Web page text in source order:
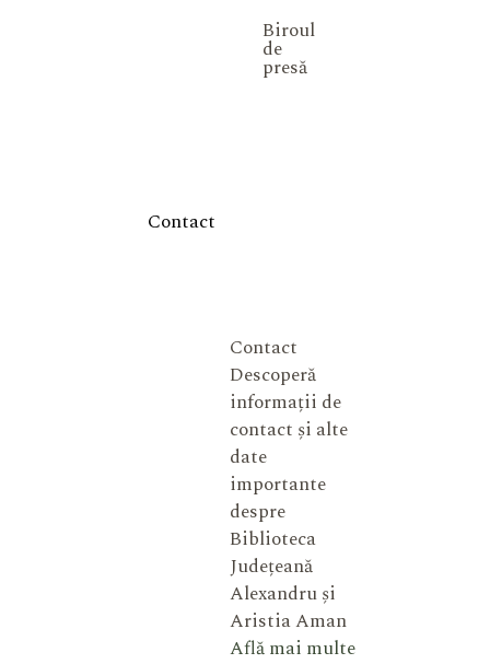
Biroul
de
presă
Contact
Contact
Descoperă
informații de
contact și alte
date
importante
despre
Biblioteca
Județeană
Alexandru și
Aristia Aman
Află mai multe